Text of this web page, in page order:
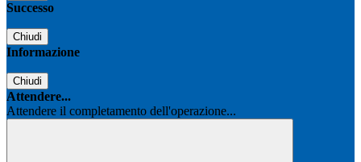
Successo
Chiudi
Informazione
Chiudi
Attendere...
Attendere il completamento dell'operazione...